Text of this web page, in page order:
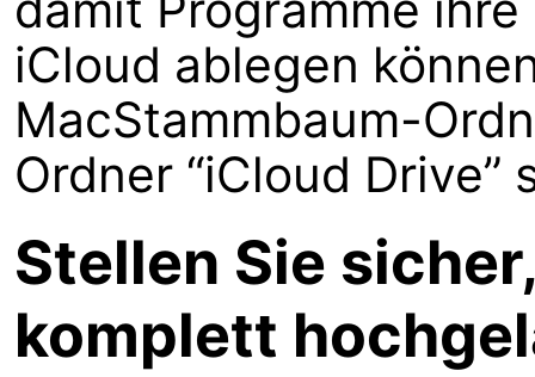
iCloud ablegen
MacStammbaum-
Ordner “iCloud Drive”
Stellen Sie
komplett